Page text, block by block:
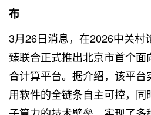
布
3月26日消息，在2026中关村
臻联合正式推出北京市首个面
合计算平台。据介绍，该平
用软件的全链条自主可控，